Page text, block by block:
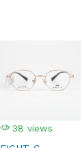
38 views